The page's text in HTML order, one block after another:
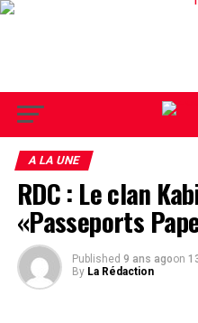
A LA UNE
RDC : Le clan
«Passeports
Published 9 ans agoon
By La Rédaction